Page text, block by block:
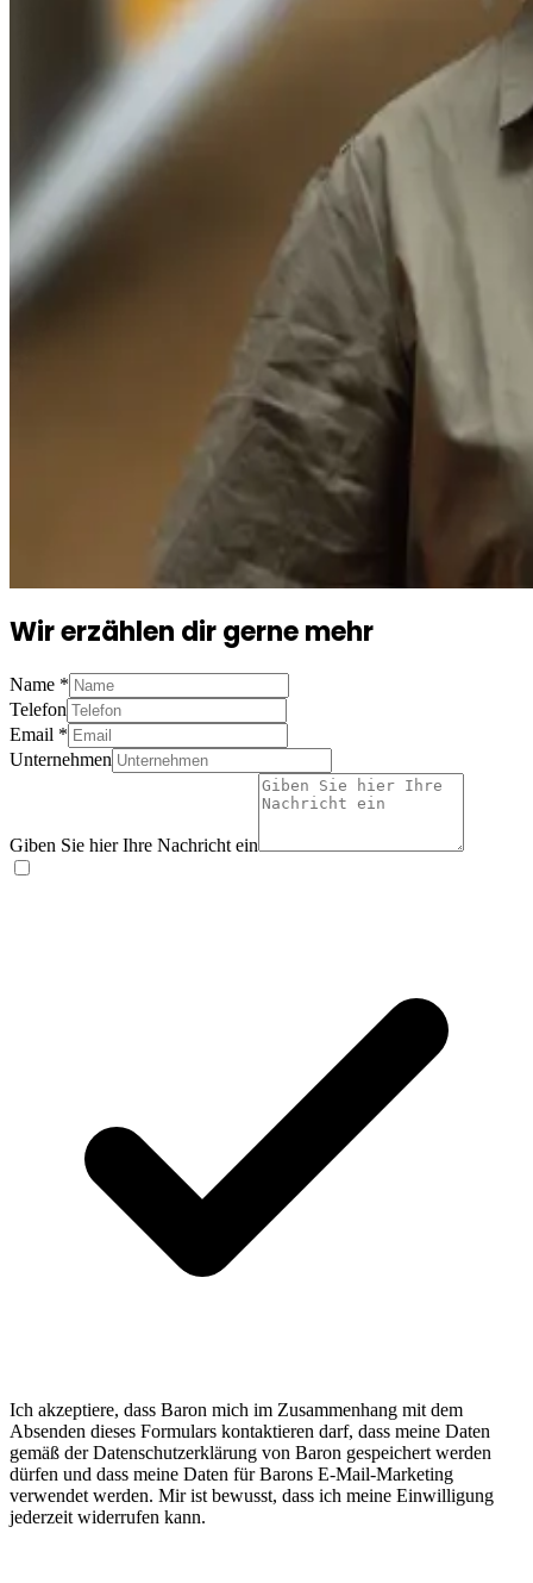
Wir erzählen dir gerne mehr
Name *
Telefon
Email *
Unternehmen
Giben Sie hier Ihre Nachricht ein
Ich akzeptiere, dass Baron mich im Zusammenhang mit dem
Absenden dieses Formulars kontaktieren darf, dass meine Daten
gemäß der Datenschutzerklärung von Baron gespeichert werden
dürfen und dass meine Daten für Barons E-Mail-Marketing
verwendet werden. Mir ist bewusst, dass ich meine Einwilligung
jederzeit widerrufen kann.